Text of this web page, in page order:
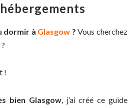
dormir à Glasgow ? Vous cherchez
?
!
bien Glasgow, j’ai créé ce guide